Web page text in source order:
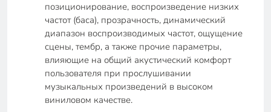
позиционирование, воспроизведение низких
частот (баса), прозрачность, динамический
диапазон воспроизводимых частот, ощущение
сцены, тембр, а также прочие параметры,
влияющие на общий акустический комфорт
пользователя при прослушивании
музыкальных произведений в высоком
виниловом качестве.